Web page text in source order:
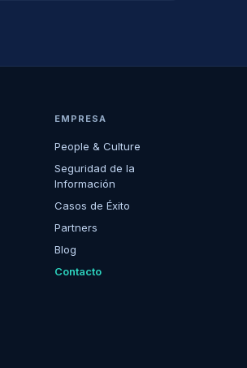
EMPRESA
People & Culture
Seguridad de la
Información
Casos de Éxito
Partners
Blog
Contacto